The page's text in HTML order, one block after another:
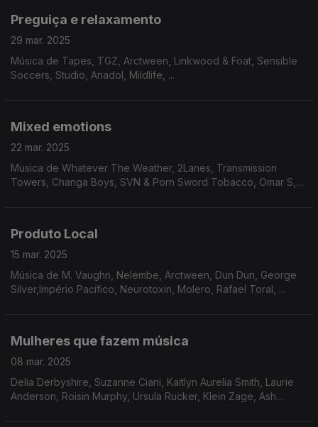
Preguiça e relaxamento
29 mar. 2025
Música de Tapes, TGZ, Arctween, Linkwood & Foat, Sensible
Soccers, Studio, Anadol, Mildlife, ...
Mixed emotions
22 mar. 2025
Musica de Whatever The Weather, 2Lanes, Transmission
Towers, Changa Boys, SVN & Porn Sword Tobacco, Omar S,
Produto Local
15 mar. 2025
Música de M. Vaughn, Nelembe, Arctween, Dun Dun, George
Silver,Império Pacífico, Neurotoxin, Molero, Rafael Toral, ...
Mulheres que fazem música
08 mar. 2025
Delia Derbyshire, Suzanne Ciani, Kaitlyn Aurelia Smith, Laurie
Anderson, Roisin Murphy, Ursula Rucker, Klein Zage, Ash